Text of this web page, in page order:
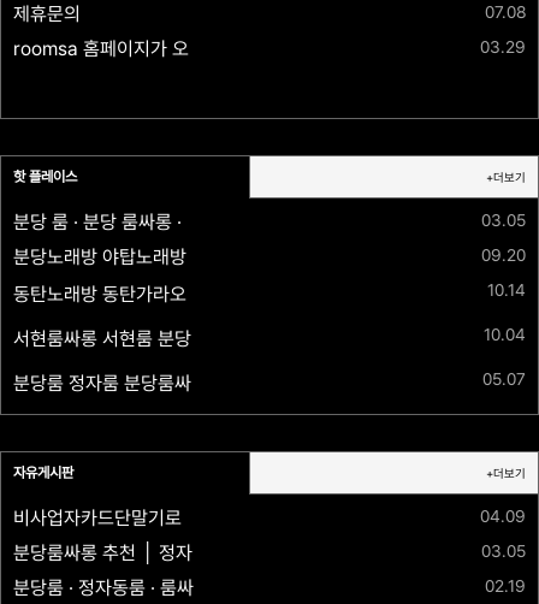
제휴문의 07.08
03.29
핫 플레이스 +더보기
03.05
09.20
10.14
10.04
05.07
자유게시판 +더보기
04.09
03.05
02.19